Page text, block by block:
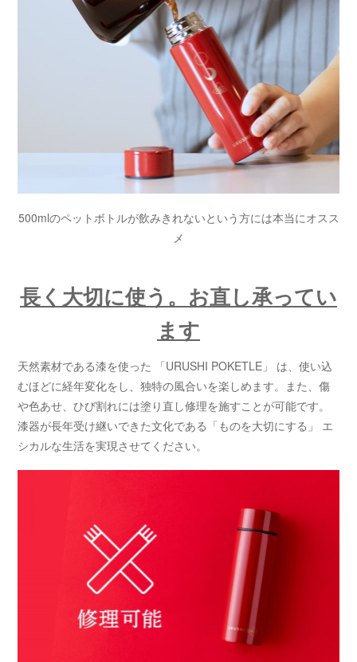
500mlのペットボトルが飲みきれないという方には本当にオスス
メ
長く大切に使う。お直し承ってい
ます
天然素材である漆を使った 「URUSHI POKETLE」 は、使い込
むほどに経年変化をし、独特の風合いを楽しめます。また、傷
や色あせ、ひび割れには塗り直し修理を施すことが可能です。
漆器が長年受け継いできた文化である「ものを大切にする」 エ
シカルな生活を実現させてください。